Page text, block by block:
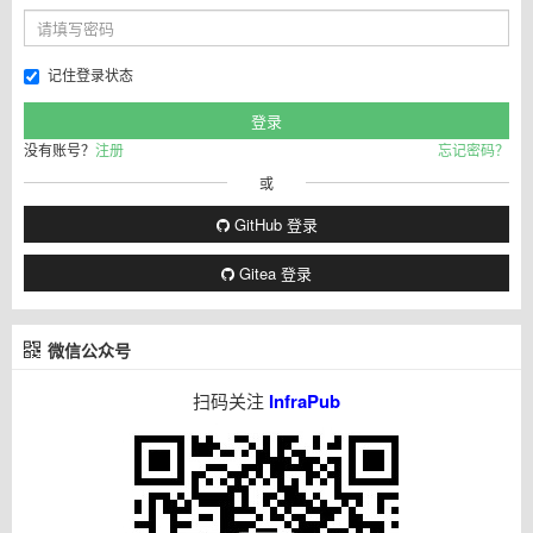
记住登录状态
没有账号？ 注册
忘记密码？
或
GitHub 登录
Gitea 登录
微信公众号
扫码关注 InfraPub